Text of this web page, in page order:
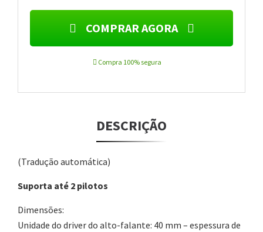
COMPRAR AGORA
Compra 100% segura
DESCRIÇÃO
(Tradução automática)
Suporta até 2 pilotos
Dimensões:
Unidade do driver do alto-falante: 40 mm – espessura de